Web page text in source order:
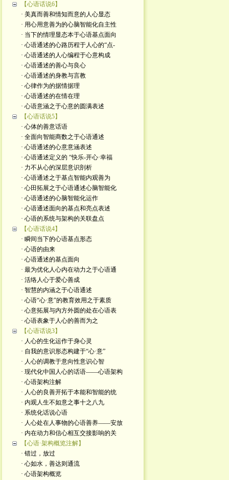
【心语话说6】
· 美真而善和情知而意的人心显态
· 用心用意善为的心脑智能化自主性
· 当下的情理显态本于心语基点面向
· 心语通述的心路历程于人心的“点-
· 心语通述的人心编程于心意构成
· 心语通述的善心与良心
· 心语通述的身教与言教
· 心律作为的据情据理
· 心语通述的在情在理
· 心语意涵之于心意的圆满表述
【心语话说5】
· 心体的善意话语
· 全面向智能商数之于心语通述
· 心语通述的心意意涵表述
· 心语通述定义的 “快乐-开心·幸福
· 力不从心的深层意识剖析
· 心语通述之于基点智能内观善为
· 心田拓展之于心语通述心脑智能化
· 心语通述的心脑智能化运作
· 心语通述面向的基点和亮点表述
· 心语的系统与架构的关联盘点
【心语话说4】
· 瞬间当下的心语基点形态
· 心语的由来
· 心语通述的基点面向
· 最为优化人心内在动力之于心语通
· 活络人心于爱心善成
· 智慧的内涵之于心语通述
· 心语“心·意”的教育效用之于素质
· 心意拓展与内方外圆的处在心语表
· 心语表象于人心的善而为之
【心语话说3】
· 人心的生化运作于身心灵
· 自我的意识形态构建于“心·意”
· 人心的调教于意向性意识心智
· 现代化中国人心的话语——心语架构
· 心语架构注解
· 人心的良善开拓于本能和智能的统
· 内观人生不如意之事十之八九
· 系统化话说心语
· 人心处在人事物的心语善养——安放
· 内在动力和信心相互交接影响的关
【心语·架构概览注解】
· 错过，放过
· 心如水，善达则通流
· 心语架构概览